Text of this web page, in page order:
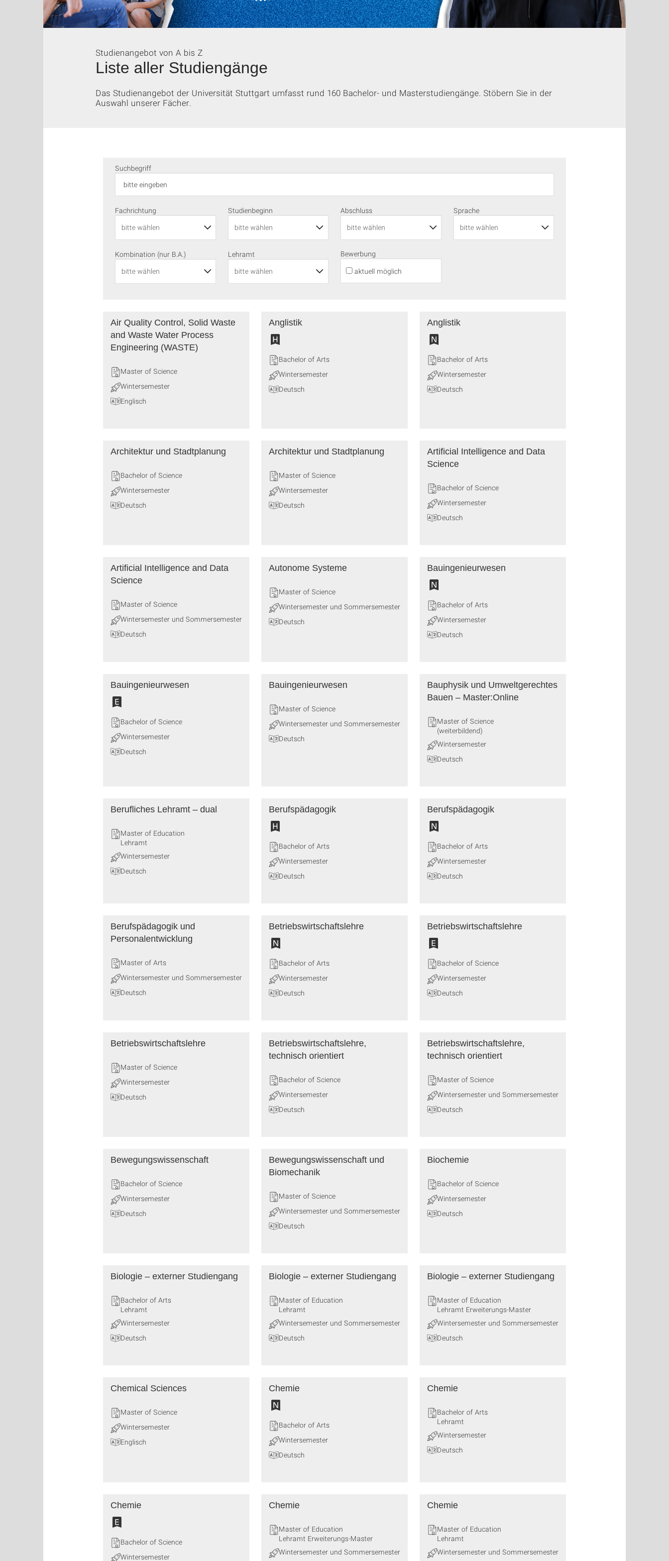
Liste aller Studiengänge
Studienangebot von A bis Z
Das Studienangebot der Universität Stuttgart umfasst rund 160 Bachelor- und Masterstudiengänge. Stöbern Sie in der
Auswahl unserer Fächer.
Suchbegriff
Fachrichtung Studienbeginn Abschluss Sprache
Kombination (nur B.A.) Lehramt
Bewerbung
aktuell möglich
Air Quality Control, Solid Waste
and Waste Water Process
Engineering (WASTE)
Master of Science
Wintersemester
Englisch
Anglistik
Bachelor of Arts
Wintersemester
Deutsch
Anglistik
Bachelor of Arts
Wintersemester
Deutsch
Architektur und Stadtplanung
Bachelor of Science
Wintersemester
Deutsch
Architektur und Stadtplanung
Master of Science
Wintersemester
Deutsch
Artificial Intelligence and Data
Science
Bachelor of Science
Wintersemester
Deutsch
Artificial Intelligence and Data
Science
Master of Science
Wintersemester und Sommersemester
Deutsch
Autonome Systeme
Master of Science
Wintersemester und Sommersemester
Deutsch
Bauingenieurwesen
Bachelor of Arts
Wintersemester
Deutsch
Bauingenieurwesen
Bachelor of Science
Wintersemester
Deutsch
Bauingenieurwesen
Master of Science
Wintersemester und Sommersemester
Deutsch
Bauphysik und Umweltgerechtes
Bauen – Master:Online
Master of Science
(weiterbildend)
Wintersemester
Deutsch
Berufliches Lehramt – dual
Master of Education
Lehramt
Wintersemester
Deutsch
Berufspädagogik
Bachelor of Arts
Wintersemester
Deutsch
Berufspädagogik
Bachelor of Arts
Wintersemester
Deutsch
Berufspädagogik und
Personalentwicklung
Master of Arts
Wintersemester und Sommersemester
Deutsch
Betriebswirtschaftslehre
Bachelor of Arts
Wintersemester
Deutsch
Betriebswirtschaftslehre
Bachelor of Science
Wintersemester
Deutsch
Betriebswirtschaftslehre
Master of Science
Wintersemester
Deutsch
Betriebswirtschaftslehre,
technisch orientiert
Bachelor of Science
Wintersemester
Deutsch
Betriebswirtschaftslehre,
technisch orientiert
Master of Science
Wintersemester und Sommersemester
Deutsch
Bewegungswissenschaft
Bachelor of Science
Wintersemester
Deutsch
Bewegungswissenschaft und
Biomechanik
Master of Science
Wintersemester und Sommersemester
Deutsch
Biochemie
Bachelor of Science
Wintersemester
Deutsch
Biologie – externer Studiengang
Bachelor of Arts
Lehramt
Wintersemester
Deutsch
Biologie – externer Studiengang
Master of Education
Lehramt
Wintersemester und Sommersemester
Deutsch
Biologie – externer Studiengang
Master of Education
Lehramt Erweiterungs-Master
Wintersemester und Sommersemester
Deutsch
Chemical Sciences
Master of Science
Wintersemester
Englisch
Chemie
Bachelor of Arts
Wintersemester
Deutsch
Chemie
Bachelor of Arts
Lehramt
Wintersemester
Deutsch
Chemie
Bachelor of Science
Wintersemester
Chemie
Master of Education
Lehramt Erweiterungs-Master
Wintersemester und Sommersemester
Chemie
Master of Education
Lehramt
Wintersemester und Sommersemester